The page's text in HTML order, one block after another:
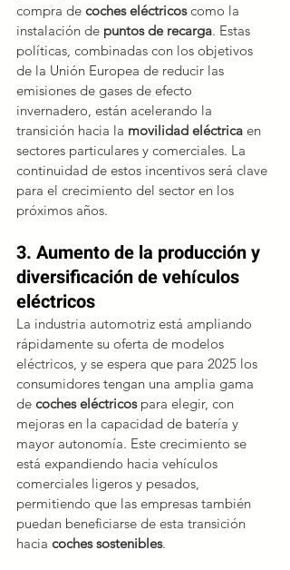
compra de coches eléctricos como la
instalación de puntos de recarga. Estas
políticas, combinadas con los objetivos
de la Unión Europea de reducir las
emisiones de gases de efecto
invernadero, están acelerando la
transición hacia la movilidad eléctrica en
sectores particulares y comerciales. La
continuidad de estos incentivos será clave
para el crecimiento del sector en los
próximos años.
3. Aumento de la producción y
diversificación de vehículos
eléctricos
La industria automotriz está ampliando
rápidamente su oferta de modelos
eléctricos, y se espera que para 2025 los
consumidores tengan una amplia gama
de coches eléctricos para elegir, con
mejoras en la capacidad de batería y
mayor autonomía. Este crecimiento se
está expandiendo hacia vehículos
comerciales ligeros y pesados,
permitiendo que las empresas también
puedan beneficiarse de esta transición
hacia coches sostenibles.